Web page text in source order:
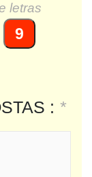
letras
9
: *